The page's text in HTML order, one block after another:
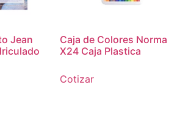
Jean
Caja de Colores Norma
X24 Caja Plastica
Cotizar